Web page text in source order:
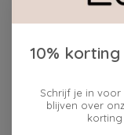
Beschrijving
10%
Schrijf je in
blijven over